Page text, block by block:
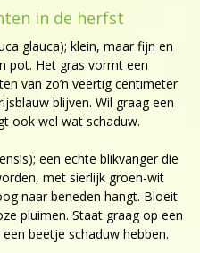
in de herfst
glauca); klein, maar fijn en
pot. Het gras vormt een
van zo’n veertig centimeter
blijven. Wil graag een
ook wel wat schaduw.
een echte blikvanger die
met sierlijk groen-wit
naar beneden hangt. Bloeit
pluimen. Staat graag op een
beetje schaduw hebben.